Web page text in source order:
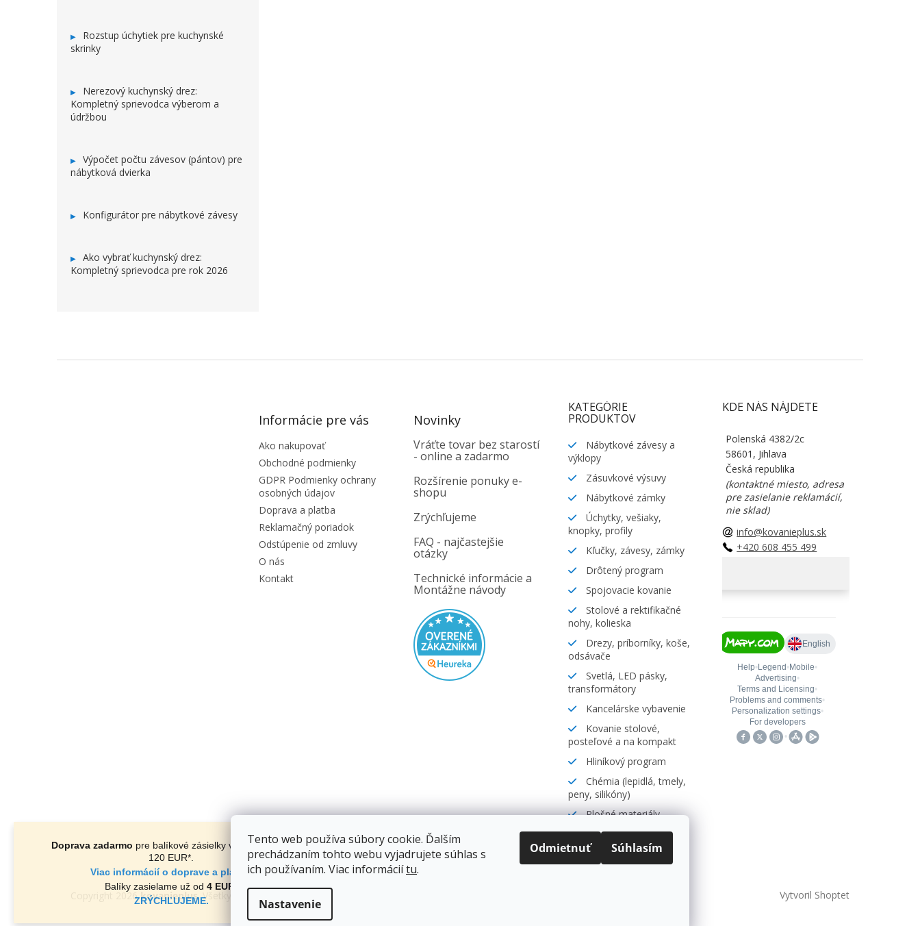
Tento web používa súbory cookie. Ďalším
prechádzaním tohto webu vyjadrujete súhlas s
ich používaním. Viac informáciítu.
Nastavenie
Odmietnuť Súhlasím
Doprava zadarmo pre balíkové zásielky v hodnote nad
120 EUR*
Viac informácií o doprave a platbe.
Balíky zasielame už od 4 EUR
ZRÝCHĽUJEME.
Rozstup úchytiek pre kuchynské
skrinky
Nerezový kuchynský drez:
Kompletný sprievodca výberom a
údržbou
Výpočet počtu závesov (pántov) pre
nábytková dvierka
Konfigurátor pre nábytkové závesy
Ako vybrať kuchynský drez:
Kompletný sprievodca pre rok 2026
Informácie pre vás
Ako nakupovať
Obchodné podmienky
GDPR Podmienky ochrany
osobných údajov
Doprava a platba
Reklamačný poriadok
Odstúpenie od zmluvy
O nás
Kontakt
Novinky
Vráťte tovar bez starostí
- online a zadarmo
Rozšírenie ponuky e-
shopu
Zrýchľujeme
FAQ - najčastejšie
otázky
Technické informácie a
Montážne návody
KATEGÓRIE
PRODUKTOV
Nábytkové závesy a
výklopy
Zásuvkové výsuvy
Nábytkové zámky
Úchytky, vešiaky,
knopky, profily
Kľučky, závesy, zámky
Drôtený program
Spojovacie kovanie
Stolové a rektifikačné
nohy, kolieska
Drezy, príborníky, koše,
odsávače
Svetlá, LED pásky,
transformátory
Kancelárske vybavenie
Kovanie stolové,
posteľové a na kompakt
Hliníkový program
Chémia (lepidlá, tmely,
peny, silikóny)
Plošné materiály,
KDE NÁS NÁJDETE
Polenská 4382/2c
58601, Jihlava
Česká republika
(kontaktné miesto, adresa
pre zasielanie reklamácií,
nie sklad)
info@kovanieplus.sk
+420 608 455 499
Vytvoril Shoptet
Copyright 2026kovanieplus. Všetky práva vyhradené.